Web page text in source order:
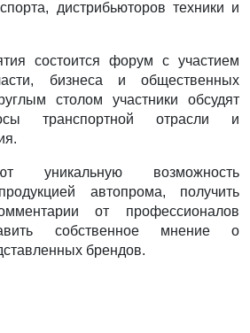
дистрибьюторов техники и
состоится форум с участием
бизнеса и общественных
столом участники обсудят
транспортной отрасли и
уникальную возможность
автопрома, получить
от профессионалов
собственное мнение о
брендов.